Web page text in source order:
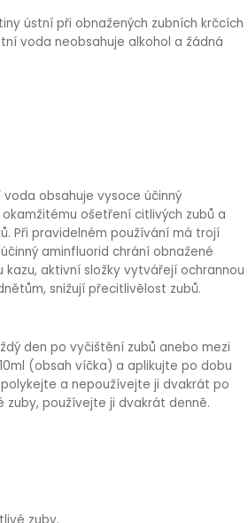
OČISTA ORGANISMU
O PLEŤ
ústní při obnažených zubních krčcích
voda neobsahuje alkohol a žádná
voda obsahuje vysoce účinný
ošetření citlivých zubů a
Při pravidelném používání má trojí
aminfluorid chrání obnažené
kazu, aktivní složky vytvářejí ochrannou
snižují přecitlivělost zubů.
den po vyčištění zubů anebo mezi
(obsah víčka) a aplikujte po dobu
a nepoužívejte ji dvakrát po
zuby, používejte ji dvakrát denně.